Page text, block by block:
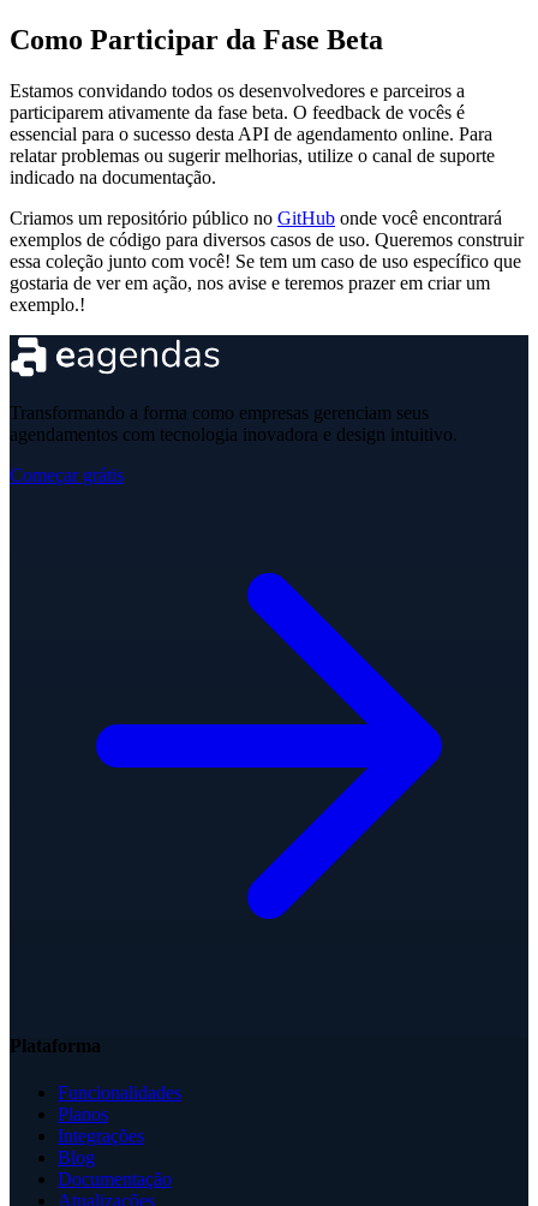
Como Participar da Fase Beta
Estamos convidando todos os desenvolvedores e parceiros a
participarem ativamente da fase beta. O feedback de vocês é
essencial para o sucesso desta API de agendamento online. Para
relatar problemas ou sugerir melhorias, utilize o canal de suporte
indicado na documentação.
Criamos um repositório público no GitHub onde você encontrará
exemplos de código para diversos casos de uso. Queremos construir
essa coleção junto com você! Se tem um caso de uso específico que
gostaria de ver em ação, nos avise e teremos prazer em criar um
exemplo.!
Transformando a forma como empresas gerenciam seus
agendamentos com tecnologia inovadora e design intuitivo.
Começar grátis
Plataforma
Funcionalidades
Planos
Integrações
Blog
Documentação
Atualizações